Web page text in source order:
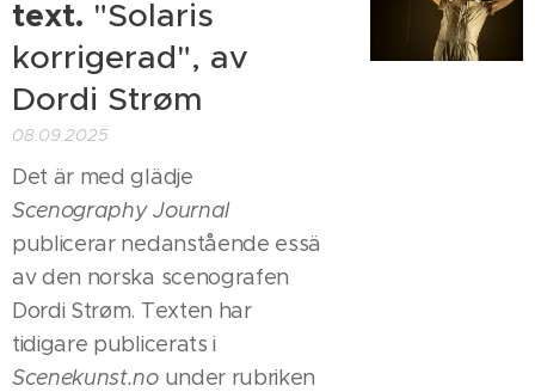
text. "Solaris
korrigerad", av
Dordi Strøm
08.09.2025
Det är med glädje
Scenography Journal
publicerar nedanstående essä
av den norska scenografen
Dordi Strøm. Texten har
tidigare publicerats i
Scenekunst.no under rubriken